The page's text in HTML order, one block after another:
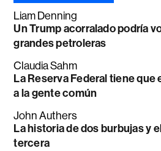
Liam Denning
Un Trump acorralado podría
grandes petroleras
Claudia Sahm
La Reserva Federal tiene que
a la gente común
John Authers
La historia de dos burbujas y
tercera